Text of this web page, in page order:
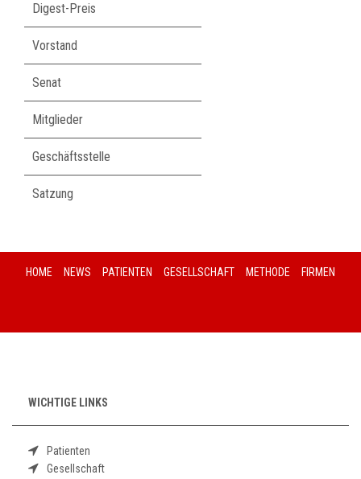
Digest-Preis
Vorstand
Senat
Mitglieder
Geschäftsstelle
Satzung
HOME NEWS PATIENTEN GESELLSCHAFT METHODE FIRMEN
WICHTIGE LINKS
Patienten
Gesellschaft